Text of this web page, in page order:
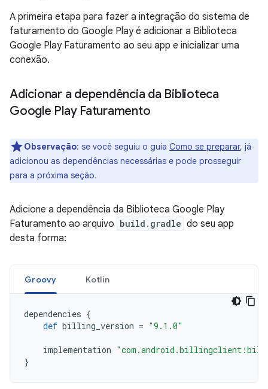
A primeira etapa para fazer a integração do sistema de
faturamento do Google Play é adicionar a Biblioteca
Google Play Faturamento ao seu app e inicializar uma
conexão.
Adicionar a dependência da Biblioteca
Google Play Faturamento
Observação: se você seguiu o guia Como se preparar, já
adicionou as dependências necessárias e pode prosseguir
para a próxima seção.
Adicione a dependência da Biblioteca Google Play
Faturamento ao arquivo build.gradle do seu app
desta forma:
Groovy Kotlin
dependencies {
def billing_version = "9.1.0"
implementation
}